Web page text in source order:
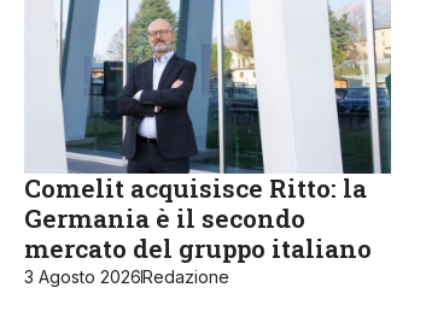
Comelit acquisisce Ritto: la
Germania è il secondo
mercato del gruppo italiano
3 Agosto 2026Redazione